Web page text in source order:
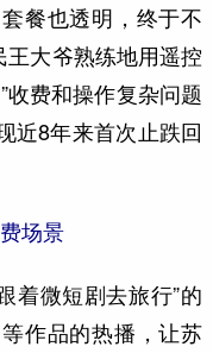
餐也透明，终于不
王大爷熟练地用遥控
收费和操作复杂问题
近8年来首次止跌回
场景
微短剧去旅行”的
作品的热播，让苏